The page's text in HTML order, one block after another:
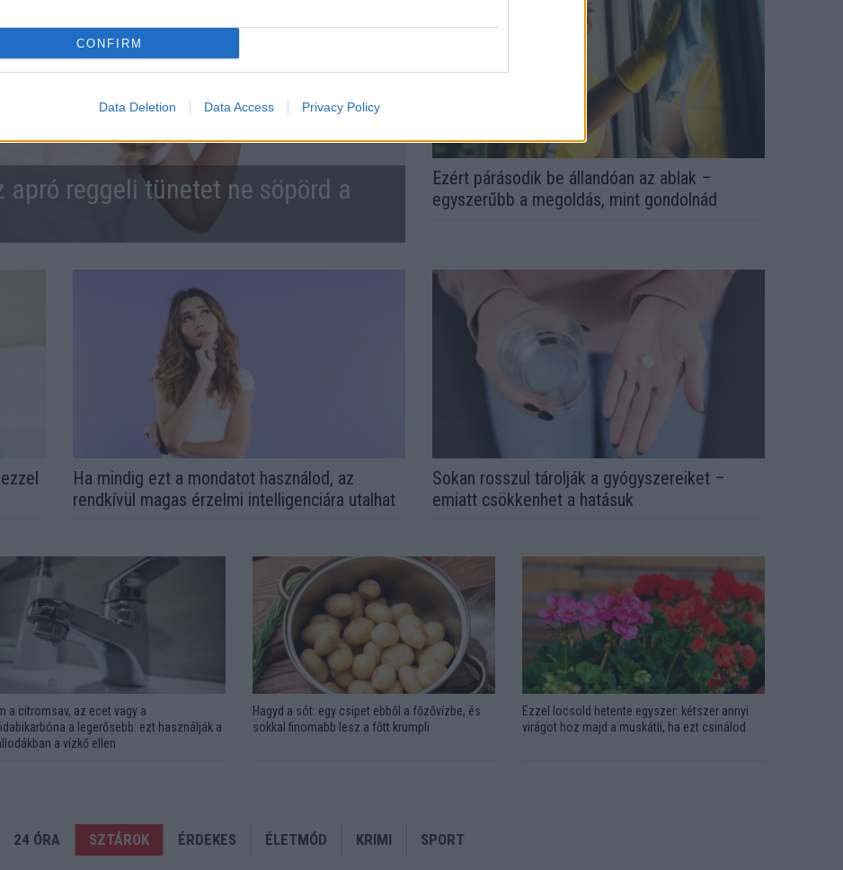
CONFIRM
Data Deletion Data Access Privacy Policy
apró reggeli tünetet ne söpörd a
Ezért párásodik be állandóan az ablak –
egyszerűbb a megoldás, mint gondolnád
Ha mindig ezt a mondatot használod, az
rendkívül magas érzelmi intelligenciára utalhat
Sokan rosszul tárolják a gyógyszereiket –
emiatt csökkenhet a hatásuk
a citromsav, az ecet vagy a
a legerősebb: ezt használják a
a vízkő ellen
Hagyd a sót: egy csipet ebből a főzővízbe, és
sokkal finomabb lesz a főtt krumpli
Ezzel locsold hetente egyszer: kétszer annyi
virágot hoz majd a muskátli, ha ezt csinálod
24 ÓRA SZTÁROK ÉRDEKES ÉLETMÓD KRIMI SPORT